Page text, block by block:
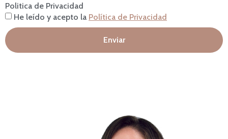
Politica de Privacidad
He leído y acepto la Política de Privacidad
Enviar